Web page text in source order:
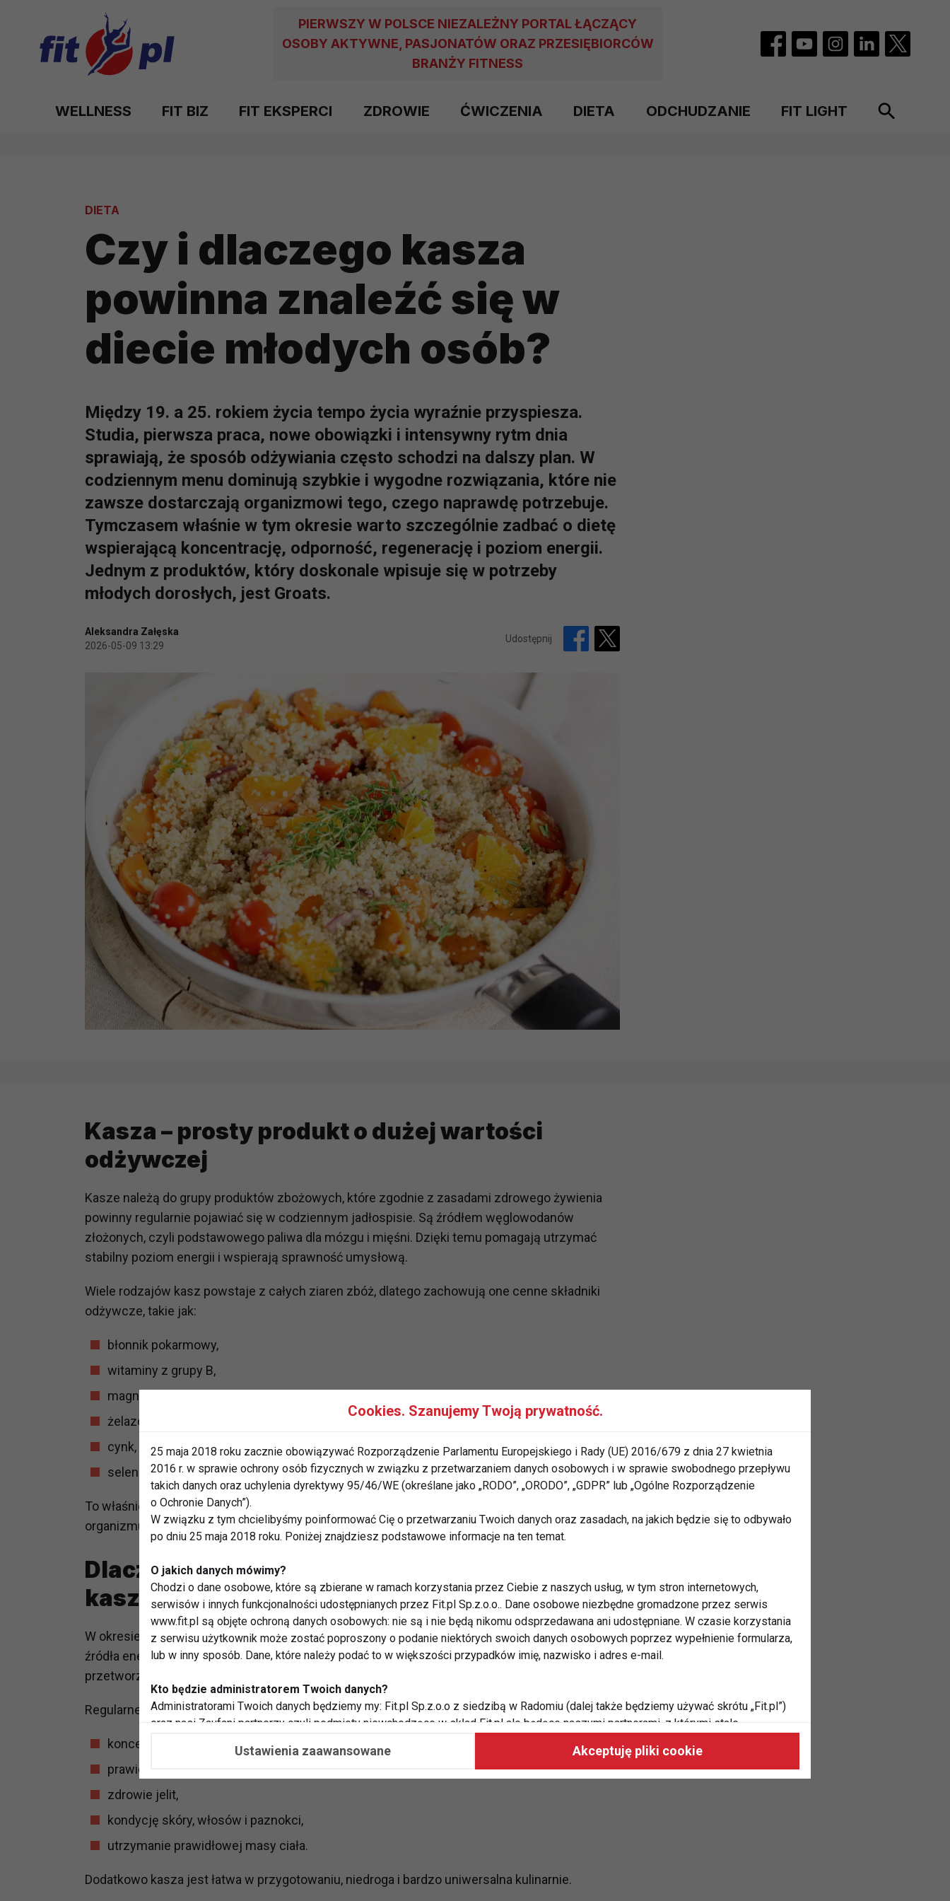
PIERWSZY W POLSCE NIEZALEŻNY PORTAL ŁĄCZĄCY
OSOBY AKTYWNE, PASJONATÓW ORAZ PRZESIĘBIORCÓW
BRANŻY FITNESS
WELLNESS FIT BIZ FIT EKSPERCI ZDROWIE ĆWICZENIA DIETA ODCHUDZANIE FIT LIGHT
DIETA
Czy i dlaczego kasza
powinna znaleźć się w
diecie młodych osób?
Między 19. a 25. rokiem życia tempo życia wyraźnie przyspiesza.
Studia, pierwsza praca, nowe obowiązki i intensywny rytm dnia
sprawiają, że sposób odżywiania często schodzi na dalszy plan. W
codziennym menu dominują szybkie i wygodne rozwiązania, które nie
zawsze dostarczają organizmowi tego, czego naprawdę potrzebuje.
Tymczasem właśnie w tym okresie warto szczególnie zadbać o dietę
wspierającą koncentrację, odporność, regenerację i poziom energii.
Jednym z produktów, który doskonale wpisuje się w potrzeby
młodych dorosłych, jest Groats.
Aleksandra Załęska
2026-05-09 13:29
Udostępnij
Kasza – prosty produkt o dużej wartości
odżywczej
Kasze należą do grupy produktów zbożowych, które zgodnie z zasadami zdrowego żywienia
powinny regularnie pojawiać się w codziennym jadłospisie. Są źródłem węglowodanów
złożonych, czyli podstawowego paliwa dla mózgu i mięśni. Dzięki temu pomagają utrzymać
stabilny poziom energii i wspierają sprawność umysłową.
Wiele rodzajów kasz powstaje z całych ziaren zbóż, dlatego zachowują one cenne składniki
odżywcze, takie jak:
błonnik pokarmowy,
witaminy z grupy B,
magnez,
żelazo,
cynk,
selen.
To właśnie te substancje wspierają układ nerwowy, koncentrację, odporność i regenerację
organizmu.
Dlaczego młodzi dorośli powinni jeść
kaszę?
W okresie intensywnej nauki, pracy i aktywności fizycznej organizm potrzebuje stabilnego
źródła energii. Kasza pomaga utrzymać sytość na dłużej i ogranicza chęć podjadania wysoko
przetworzonych przekąsek.
Regularne spożywanie kasz może wspierać:
koncentrację i pamięć,
prawidłową pracę mięśni,
zdrowie jelit,
kondycję skóry, włosów i paznokci,
utrzymanie prawidłowej masy ciała.
Dodatkowo kasza jest łatwa w przygotowaniu, niedroga i bardzo uniwersalna kulinarnie.
Cookies. Szanujemy Twoją prywatność.
25 maja 2018 roku zacznie obowiązywać Rozporządzenie Parlamentu Europejskiego i Rady (UE) 2016/679 z dnia 27 kwietnia
2016 r. w sprawie ochrony osób fizycznych w związku z przetwarzaniem danych osobowych i w sprawie swobodnego przepływu
takich danych oraz uchylenia dyrektywy 95/46/WE (określane jako „RODO”, „ORODO”, „GDPR” lub „Ogólne Rozporządzenie
o Ochronie Danych”).
W związku z tym chcielibyśmy poinformować Cię o przetwarzaniu Twoich danych oraz zasadach, na jakich będzie się to odbywało
po dniu 25 maja 2018 roku. Poniżej znajdziesz podstawowe informacje na ten temat.
O jakich danych mówimy?
Chodzi o dane osobowe, które są zbierane w ramach korzystania przez Ciebie z naszych usług, w tym stron internetowych,
serwisów i innych funkcjonalności udostępnianych przez Fit.pl Sp.z.o.o.. Dane osobowe niezbędne gromadzone przez serwis
www.fit.pl są objęte ochroną danych osobowych: nie są i nie będą nikomu odsprzedawana ani udostępniane. W czasie korzystania
z serwisu użytkownik może zostać poproszony o podanie niektórych swoich danych osobowych poprzez wypełnienie formularza,
lub w inny sposób. Dane, które należy podać to w większości przypadków imię, nazwisko i adres e-mail.
Kto będzie administratorem Twoich danych?
Administratorami Twoich danych będziemy my: Fit.pl Sp.z.o.o z siedzibą w Radomiu (dalej także będziemy używać skrótu „Fit.pl”)
oraz nasi Zaufani partnerzy czyli podmioty niewchodzące w skład Fit.pl ale będące naszymi partnerami, z którymi stale
potrzeb i zainteresowań.
Dlaczego chcemy przetwarzać Twoje dane?
dopasować treści stron i ich tematykę, w tym tematykę ukazujących się tam materiałów do Twoich zainteresowań oraz do
przeprowadzania konkursów z nagrodami,
pokazywać Ci reklamy dopasowane do Twoich potrzeb i zainteresowań,
Ustawienia zaawansowane Akceptuję pliki cookie